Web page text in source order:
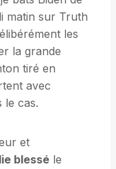
matin sur Truth
les
la grande
tiré en
avec
le cas.
et
blessé le